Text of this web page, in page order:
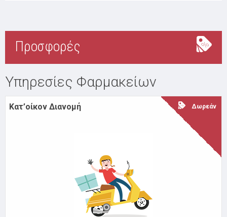
Προσφορές
Υπηρεσίες Φαρμακείων
Κατ’οίκον Διανομή Δωρεάν